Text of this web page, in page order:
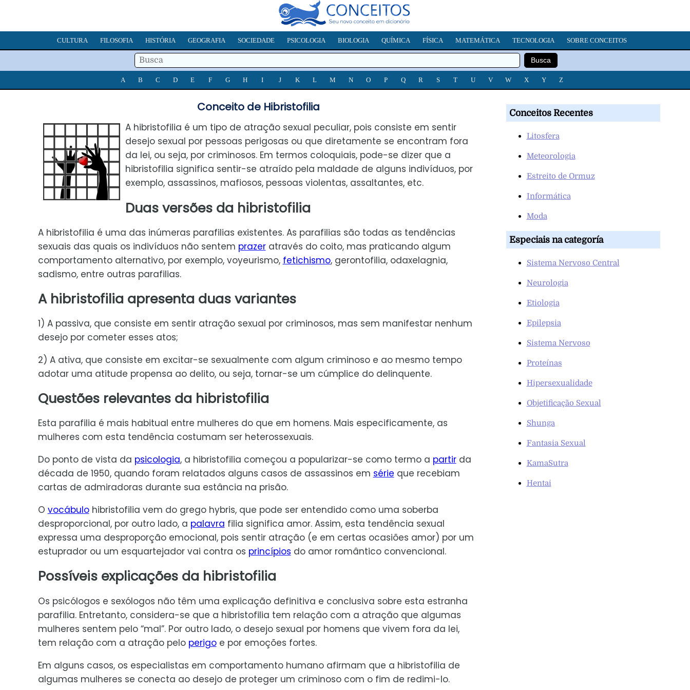
CULTURA FILOSOFIA HISTÓRIA GEOGRAFIA SOCIEDADE PSICOLOGIA BIOLOGIA QUÍMICA FÍSICA MATEMÁTICA TECNOLOGIA SOBRE CONCEITOS
A B C D E F G H I J K L M N O P Q R S T U V W X Y Z
Conceito de Hibristofilia
A hibristofilia é um tipo de atração sexual peculiar, pois consiste em sentir
desejo sexual por pessoas perigosas ou que diretamente se encontram fora
da lei, ou seja, por criminosos. Em termos coloquiais, pode-se dizer que a
hibristofilia significa sentir-se atraído pela maldade de alguns indivíduos, por
exemplo, assassinos, mafiosos, pessoas violentas, assaltantes, etc.
Duas versões da hibristofilia
A hibristofilia é uma das inúmeras parafilias existentes. As parafilias são todas as tendências
sexuais das quais os indivíduos não sentem prazeratravés do coito, mas praticando algum
comportamento alternativo, por exemplo, voyeurismo, fetichismo, gerontofilia, odaxelagnia,
sadismo, entre outras parafilias.
A hibristofilia apresenta duas variantes
1) A passiva, que consiste em sentir atração sexual por criminosos, mas sem manifestar nenhum
desejo por cometer esses atos;
2) A ativa, que consiste em excitar-se sexualmente com algum criminoso e ao mesmo tempo
adotar uma atitude propensa ao delito, ou seja, tornar-se um cúmplice do delinquente.
Questões relevantes da hibristofilia
Esta parafilia é mais habitual entre mulheres do que em homens. Mais especificamente, as
mulheres com esta tendência costumam ser heterossexuais.
Do ponto de vista da psicologia, a hibristofilia começou a popularizar-se como termo a partirda
década de 1950, quando foram relatados alguns casos de assassinos em série que recebiam
cartas de admiradoras durante sua estância na prisão.
O vocábulohibristofilia vem do grego hybris, que pode ser entendido como uma soberba
desproporcional, por outro lado, a palavra filia significa amor. Assim, esta tendência sexual
expressa uma desproporção emocional, pois sentir atração (e em certas ocasiões amor) por um
estuprador ou um esquartejador vai contra os princípios do amor romântico convencional.
Possíveis explicações da hibristofilia
Os psicólogos e sexólogos não têm uma explicação definitiva e conclusiva sobre esta estranha
parafilia. Entretanto, considera-se que a hibristofilia tem relação com a atração que algumas
mulheres sentem pelo “mal”. Por outro lado, o desejo sexual por homens que vivem fora da lei,
tem relação com a atração pelo perigoe por emoções fortes.
Em alguns casos, os especialistas em comportamento humano afirmam que a hibristofilia de
algumas mulheres se conecta ao desejo de proteger um criminoso com o fim de redimi-lo.
Conceitos Recentes
Litosfera
Meteorologia
Estreito de Ormuz
Informática
Moda
Especiais na categoría
Sistema Nervoso Central
Neurologia
Etiologia
Epilepsia
Sistema Nervoso
Proteínas
Hipersexualidade
Objetificação Sexual
Shunga
Fantasia Sexual
KamaSutra
Hentai